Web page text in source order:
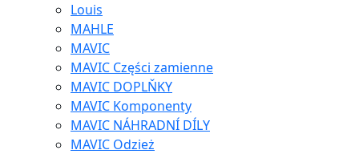
Louis
MAHLE
MAVIC
MAVIC Części zamienne
MAVIC DOPLŇKY
MAVIC Komponenty
MAVIC NÁHRADNÍ DÍLY
MAVIC Odzież